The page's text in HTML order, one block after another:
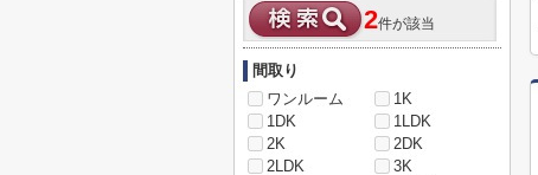
2件が該当
間取り
ワンルーム
1K
1DK
1LDK
2K
2DK
2LDK
3K